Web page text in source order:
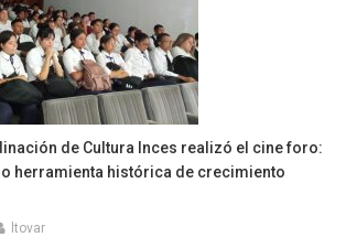
de Cultura Inces realizó el cine foro:
herramienta histórica de crecimiento
ltovar